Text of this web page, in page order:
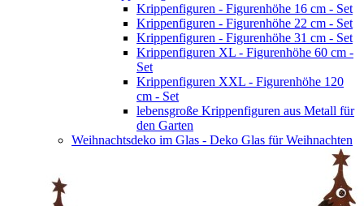
Krippenfiguren - Figurenhöhe 16 cm - Set
Krippenfiguren - Figurenhöhe 22 cm - Set
Krippenfiguren - Figurenhöhe 31 cm - Set
Krippenfiguren XL - Figurenhöhe 60 cm -
Set
Krippenfiguren XXL - Figurenhöhe 120
cm - Set
lebensgroße Krippenfiguren aus Metall für
den Garten
Weihnachtsdeko im Glas - Deko Glas für Weihnachten